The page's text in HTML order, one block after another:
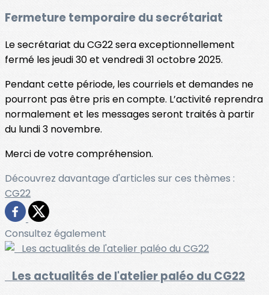
Fermeture temporaire du secrétariat
Le secrétariat du CG22 sera exceptionnellement
fermé les jeudi 30 et vendredi 31 octobre 2025.
Pendant cette période, les courriels et demandes ne
pourront pas être pris en compte. L’activité reprendra
normalement et les messages seront traités à partir
du lundi 3 novembre.
Merci de votre compréhension.
Découvrez davantage d'articles sur ces thèmes :
CG22
Consultez également
Les actualités de l'atelier paléo du CG22